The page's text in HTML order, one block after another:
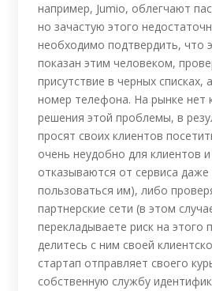
например, Jumio, облегчают
но зачастую этого
необходимо подтвердить, что
показан этим человеком,
присутствие в черных списках,
номер телефона. На рынке нет
решения этой проблемы, в
просят своих клиентов
очень неудобно для клиентов
отказываются от сервиса даже
пользоваться им), либо
партнерские сети (в этом
перекладываете риск на этого
делитесь с ним своей
стартап отправляет своего
собственную службу